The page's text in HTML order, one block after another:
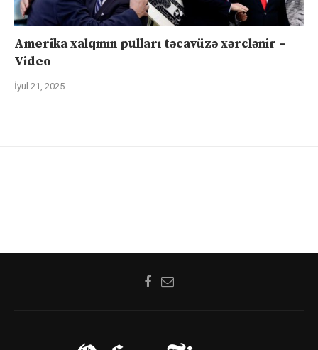
Amerika xalqının pulları təcavüzə xərclənir –
Video
İyul 21, 2025